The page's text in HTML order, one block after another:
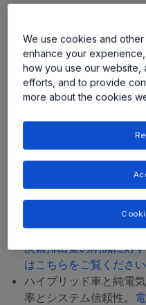
点を合わせた持続可能性
技術による持続可能性の
これからは高効率な世界
電力供給製品を通じ安全
今この時点で支えること
やエネルギー効率、クリ
ルギー関連の世界的課題
ものという形で、環境な
もたらすことを目的に設
うなことが実現されます。
内燃機関の排気ガスの
炭素排出量の削減に対
はこちらをご覧ください
ハイブリッド車と純電
率とシステム信頼性。
We use cookies and
enhance your
how you use our website,
efforts, and to provide
more about the cookies